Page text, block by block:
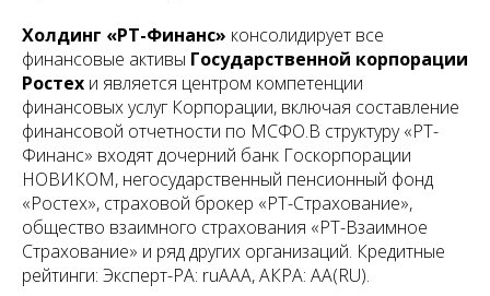
Холдинг «РТ-Финанс» консолидирует все
финансовые активы Государственной корпорации
Ростех и является центром компетенции
финансовых услуг Корпорации, включая составление
финансовой отчетности по МСФО.В структуру «РТ-
Финанс» входят дочерний банк Госкорпорации
НОВИКОМ, негосударственный пенсионный фонд
«Ростех», страховой брокер «РТ-Страхование»,
общество взаимного страхования «РТ-Взаимное
Страхование» и ряд других организаций. Кредитные
рейтинги: Эксперт-РА: ruAAA, АКРА: AA(RU).